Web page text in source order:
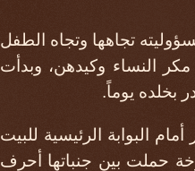
تجاهها وتجاه الطفل
النساء وكيدهن، وبدأت
بخلده يوماً.
البوابة الرئيسية للبيت
حملت بين جنباتها أحرف